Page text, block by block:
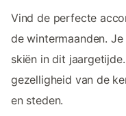
Vind de perfecte
de wintermaanden.
skiën in dit
gezelligheid van de
en steden.